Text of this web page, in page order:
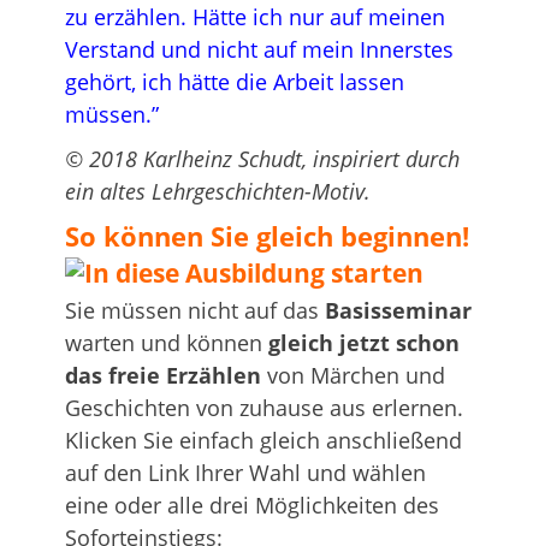
zu erzählen. Hätte ich nur auf meinen
Verstand und nicht auf mein Innerstes
gehört, ich hätte die Arbeit lassen
müssen.”
© 2018 Karlheinz Schudt, inspiriert durch
ein altes Lehrgeschichten-Motiv.
So können Sie gleich beginnen!
Sie müssen nicht auf das Basisseminar
warten und können gleich jetzt schon
das freie Erzählen von Märchen und
Geschichten von zuhause aus erlernen.
Klicken Sie einfach gleich anschließend
auf den Link Ihrer Wahl und wählen
eine oder alle drei Möglichkeiten des
Soforteinstiegs: